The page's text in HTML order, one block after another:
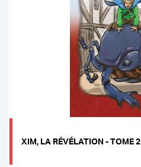
XIM, LA RÉVÉLATION - TOME 2